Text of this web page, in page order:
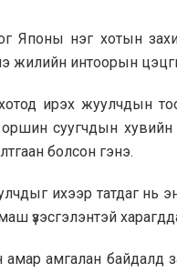
нэг хотын
жилийн интоорын
хотод ирэх жуулчдын
оршин суугчдын
болсон гэнэ.
ихээр татдаг нь
үзэсгэлэнтэй
амар амгалан байдалд